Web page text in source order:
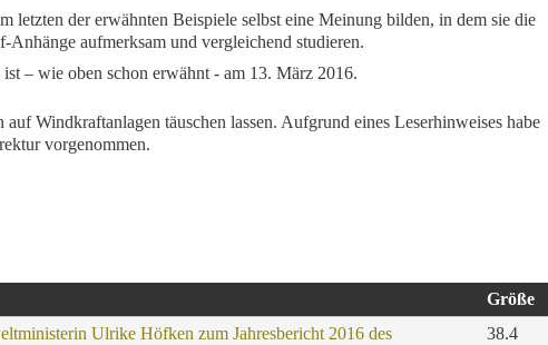
der erwähnten Beispiele selbst eine Meinung bilden, in dem sie die
aufmerksam und vergleichend studieren.
– wie oben schon erwähnt - am 13. März 2016.
Windkraftanlagen täuschen lassen. Aufgrund eines Leserhinweises habe
vorgenommen.
Größe
Ulrike Höfken zum Jahresbericht 2016 des
38.4